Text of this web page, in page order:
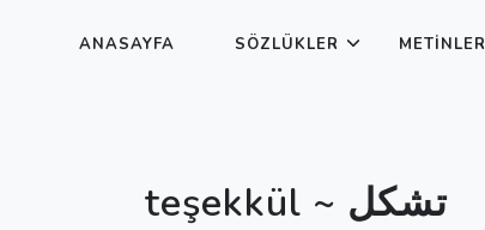
ANASAYFA SÖZLÜKLER METINLER
teşekkül ~ تشكل